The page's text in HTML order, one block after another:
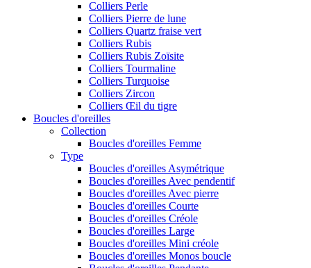
Colliers Perle
Colliers Pierre de lune
Colliers Quartz fraise vert
Colliers Rubis
Colliers Rubis Zoïsite
Colliers Tourmaline
Colliers Turquoise
Colliers Zircon
Colliers Œil du tigre
Boucles d'oreilles
Collection
Boucles d'oreilles Femme
Type
Boucles d'oreilles Asymétrique
Boucles d'oreilles Avec pendentif
Boucles d'oreilles Avec pierre
Boucles d'oreilles Courte
Boucles d'oreilles Créole
Boucles d'oreilles Large
Boucles d'oreilles Mini créole
Boucles d'oreilles Monos boucle